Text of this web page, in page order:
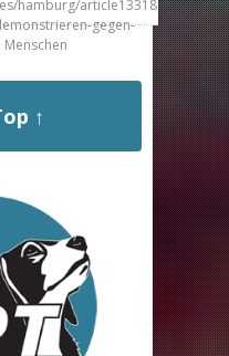
hamburg/article13318
gegen-
↑